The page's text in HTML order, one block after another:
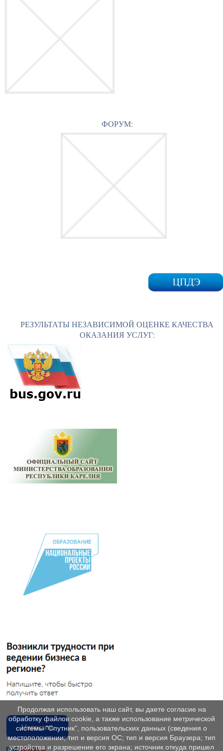
ФОРУМ:
РЕЗУЛЬТАТЫ НЕЗАВИСИМОЙ ОЦЕНКЕ КАЧЕСТВА
ОКАЗАНИЯ УСЛУГ:
Продолжая использовать наш сайт, вы даете согласие на
обработку файлов cookie, а также использование метрической
системы "Спутник", пользовательских данных (сведения о
местоположении; тип и версия ОС; тип и версия Браузера; тип
устройства и разрешение его экрана; источник откуда пришел